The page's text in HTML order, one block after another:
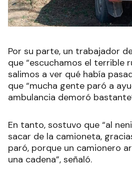
Por su parte, un trabajador
que “escuchamos el terrible
salimos a ver qué había
que “mucha gente paró a
ambulancia demoró
En tanto, sostuvo que “al
sacar de la camioneta,
paró, porque un camionero
una cadena”, señaló.